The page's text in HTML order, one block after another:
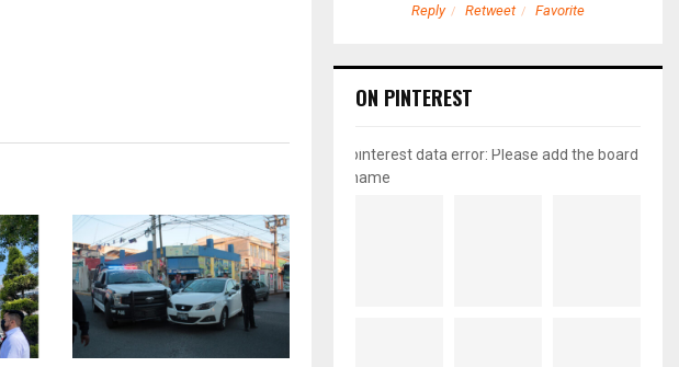
Reply Retweet Favorite
ON PINTEREST
pinterest data error: Please add the board
name